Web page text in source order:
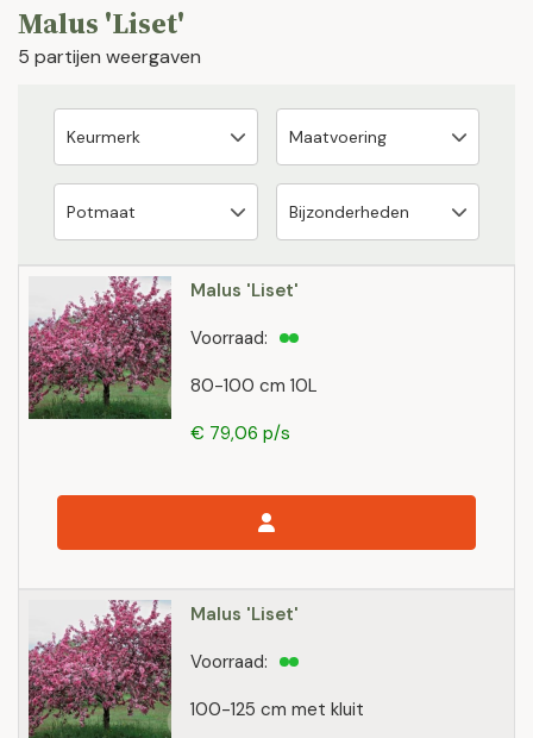
Malus 'Liset'
5 partijen weergaven
Malus 'Liset'
80-100 cm 10L
Voorraad:
€ 79,06 p/s
Malus 'Liset'
100-125 cm met kluit
Voorraad: